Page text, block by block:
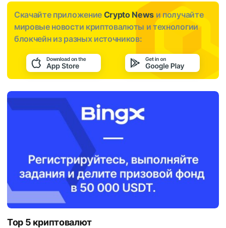
Скачайте приложение Crypto News и получайте
мировые новости криптовалюты и технологии
блокчейн из разных источников:
Top 5 криптовалют